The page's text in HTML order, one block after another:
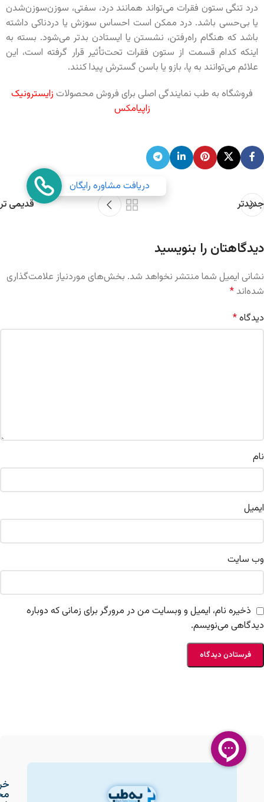
درد تنگی ستون فقرات می‌تواند همانند درد، سفتی، سوزن‌سوزن‌شدن
یا بی‌حسی باشد. درد ممکن است احساس سوزش یا دردناکی داشته
باشد که هنگام راه‌رفتن، نشستن یا ایستادن بدتر می‌شود. بسته به
اینکه کدام قسمت از ستون فقرات تحت‌تأثیر قرار گرفته است، این
علائم می‌توانند به پا، بازو یا باسن گسترش پیدا کنند.
فروشگاه به طب نمایندگی اصلی برای فروش محصولات زایسترونیک
زاپیامکس
جدیدتر قدیمی تر
دیدگاهتان را بنویسید
نشانی ایمیل شما منتشر نخواهد شد. بخش‌های موردنیاز علامت‌گذاری
شده‌اند *
دیدگاه*
نام
ایمیل
وب‌ سایت
ذخیره نام، ایمیل و وبسایت من در مرورگر برای زمانی که دوباره
دیدگاهی می‌نویسم.
دریافت مشاوره رایگان